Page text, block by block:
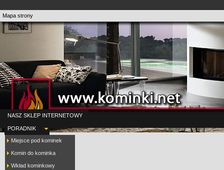
Mapa strony
NASZ SKLEP INTERNETOWY
PORADNIK
Miejsce pod kominek
Komin do kominka
Wkład kominkowy